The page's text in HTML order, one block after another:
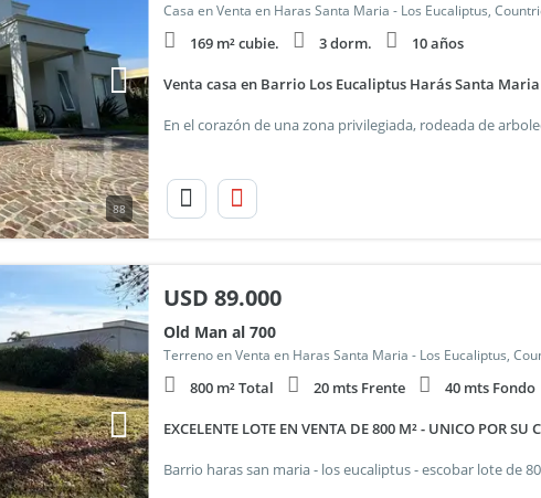
88
Casa en Venta en Haras Santa Maria - Los Eucaliptus,
169 m² cubie. 3 dorm. 10 años
Venta casa en Barrio Los Eucaliptus Harás Santa
USD 89.000
Old Man al 700
Terreno en Venta en Haras Santa Maria - Los Eucaliptus,
800 m² Total 20 mts Frente 40 mts Fondo
EXCELENTE LOTE EN VENTA DE 800 M² - UNICO POR SU